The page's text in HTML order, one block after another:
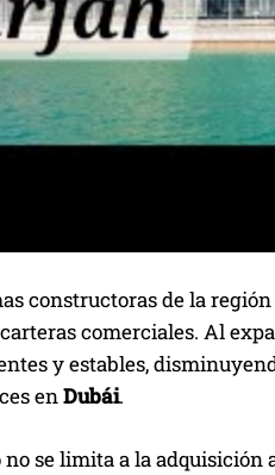
constructoras de la
comerciales. Al
y estables,
enDubái.
se limita a la